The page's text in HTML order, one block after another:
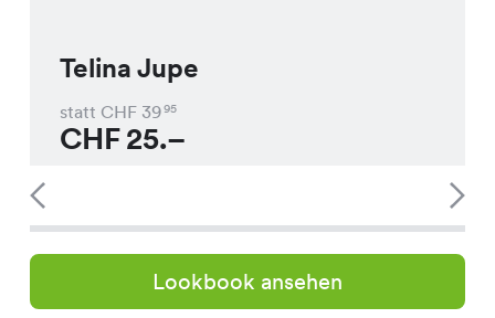
Telina Jupe
statt CHF 3995
CHF25.–
Lookbook ansehen